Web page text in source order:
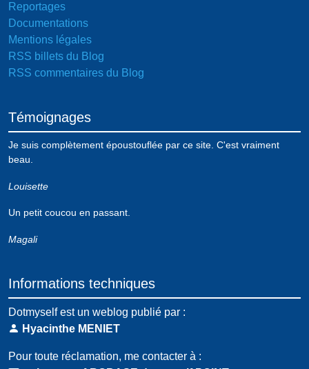
Reportages
Documentations
Mentions légales
RSS billets du Blog
RSS commentaires du Blog
Témoignages
Je suis complètement époustouflée par ce site. C'est vraiment
beau.
Louisette
Un petit coucou en passant.
Magali
Informations techniques
Dotmyself est un weblog publié par :
Hyacinthe MENIET
Pour toute réclamation, me contacter à :